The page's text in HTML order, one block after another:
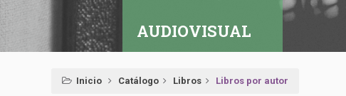
AUDIOVISUAL
Inicio Catálogo Libros Libros por autor